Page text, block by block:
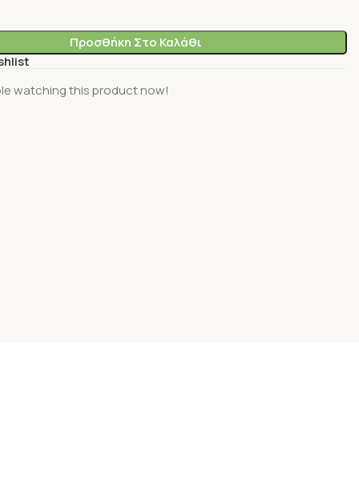
Προσθήκη Στο Καλάθι
watching this product now!